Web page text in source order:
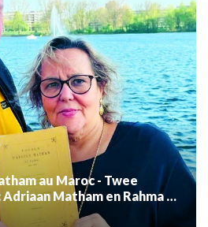
au Maroc - Twee
Matham en Rahma el